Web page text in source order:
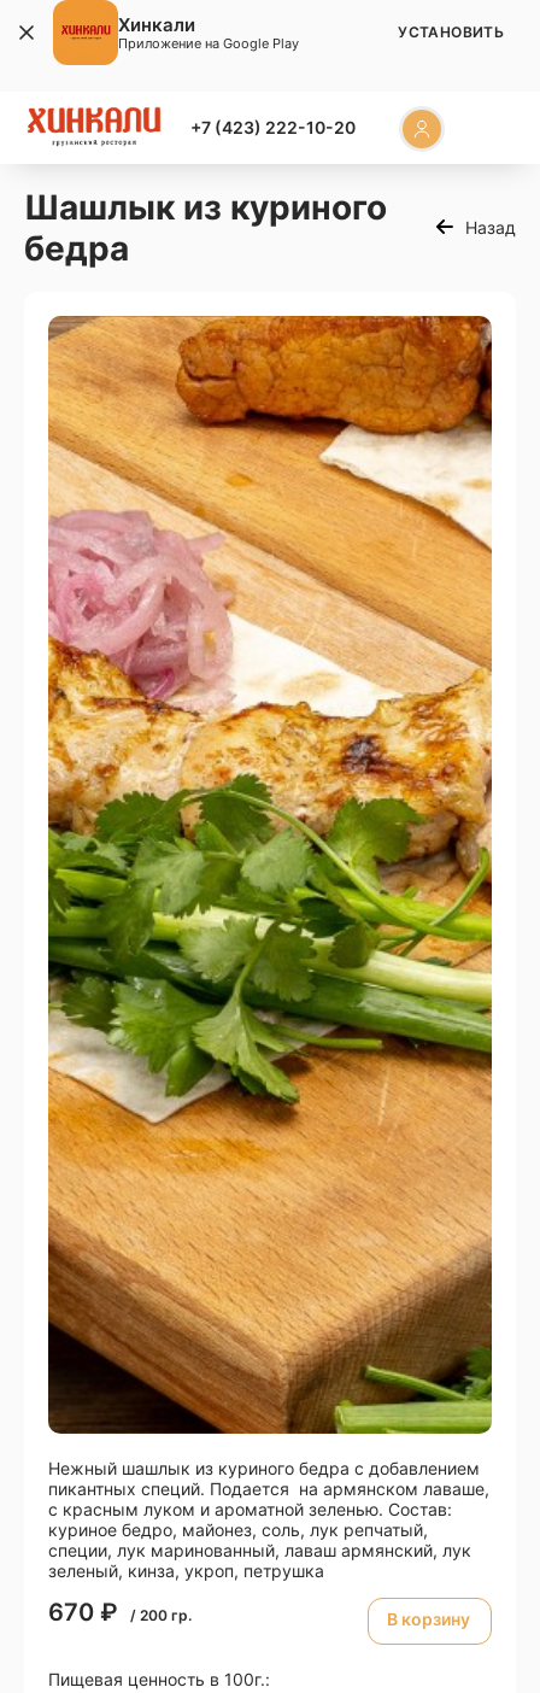
+7 (423) 222-10-20
Шашлык из куриного
бедра
Назад
Нежный шашлык из куриного бедра с добавлением
пикантных специй. Подается на армянском лаваше,
с красным луком и ароматной зеленью. Состав:
куриное бедро, майонез, соль, лук репчатый,
специи, лук маринованный, лаваш армянский, лук
зеленый, кинза, укроп, петрушка
670 ₽ / 200 гр. В корзину
Пищевая ценность в 100г.:
Хинкали
Приложение на Google Play
УСТАНОВИТЬ